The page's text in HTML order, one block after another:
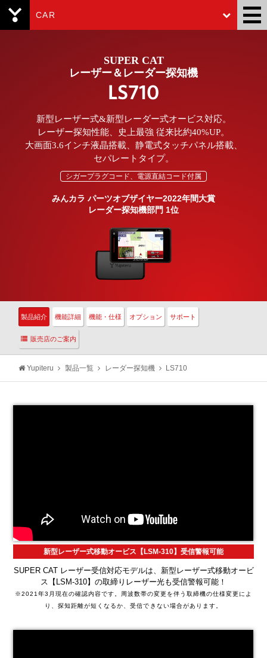
CAR
SUPER CAT
レーザー＆レーダー探知機
LS710
新型レーザー式&新型レーダー式オービス対応。
レーザー探知性能、史上最強 従来比約40%UP。
大画面3.6インチ液晶搭載、静電式タッチパネル搭載、
セパレートタイプ。
シガープラグコード、電源直結コード付属
みんカラ パーツオブザイヤー2022年間大賞
レーダー探知機部門 1位
製品紹介 機能詳細 機能・仕様 オプション サポート
販売店のご案内
Yupiteru 製品一覧 レーダー探知機 LS710
新型レーザー式移動オービス【LSM-310】受信警報可能
SUPER CAT レーザー受信対応モデルは、新型レーザー式移動オービ
ス【LSM-310】の取締りレーザー光も受信警報可能！
※2021年3月現在の確認内容です。周波数帯の変更を伴う取締機の仕様変更によ
り、探知距離が短くなるか、受信できない場合があります。